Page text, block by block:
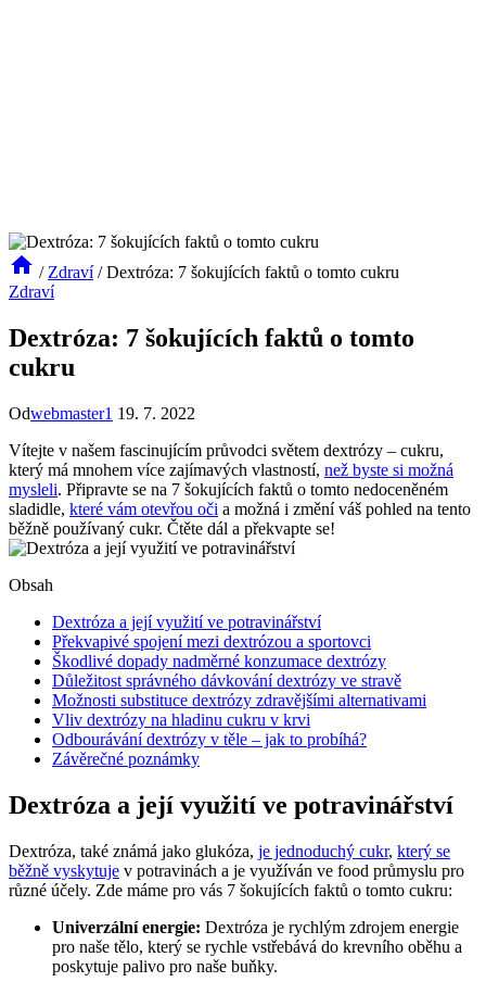
/ Zdraví / Dextróza: 7 šokujících faktů o tomto cukru
Zdraví
Dextróza: 7 šokujících faktů o tomto
cukru
Odwebmaster1 19. 7. 2022
Vítejte v našem fascinujícím průvodci světem dextrózy – cukru,
který má mnohem více zajímavých vlastností, než byste si možná
mysleli. Připravte se na 7 šokujících faktů o tomto nedoceněném
sladidle, které vám otevřou oči a možná i změní váš pohled na tento
běžně používaný cukr. Čtěte dál a překvapte se!
Obsah
Dextróza a její využití ve potravinářství
Překvapivé spojení mezi dextrózou a sportovci
Škodlivé dopady nadměrné konzumace dextrózy
Důležitost správného dávkování dextrózy ve stravě
Možnosti substituce dextrózy zdravějšími alternativami
Vliv dextrózy na hladinu cukru v krvi
Odbourávání dextrózy v těle – jak to probíhá?
Závěrečné poznámky
Dextróza a její využití ve potravinářství
Dextróza, také známá jako glukóza, je jednoduchý cukr, který se
běžně vyskytuje v potravinách a je využíván ve food průmyslu pro
různé účely. Zde máme pro vás 7 šokujících faktů o tomto cukru:
Univerzální energie: Dextróza je rychlým zdrojem energie
pro naše tělo, který se rychle vstřebává do krevního oběhu a
poskytuje palivo pro naše buňky.